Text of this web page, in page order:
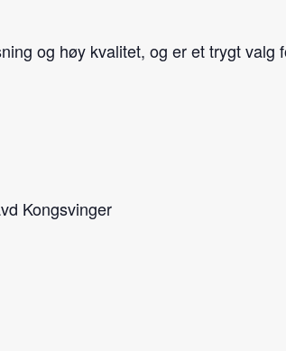
og høy kvalitet, og er et trygt
Kongsvinger